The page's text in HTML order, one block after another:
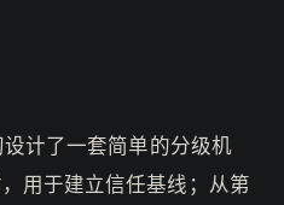
计了一套简单的分级机
用于建立信任基线；从第